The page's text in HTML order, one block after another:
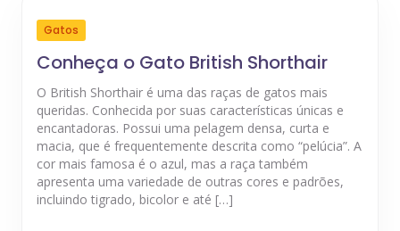
Gatos
Conheça o Gato British Shorthair
O British Shorthair é uma das raças de gatos mais
queridas. Conhecida por suas características únicas e
encantadoras. Possui uma pelagem densa, curta e
macia, que é frequentemente descrita como “pelúcia”. A
cor mais famosa é o azul, mas a raça também
apresenta uma variedade de outras cores e padrões,
incluindo tigrado, bicolor e até […]